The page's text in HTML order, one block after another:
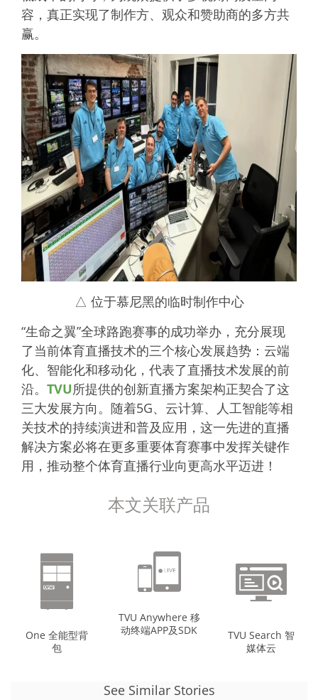
容，真正实现了制作方、观众和赞助商的多方共
赢。
△ 位于慕尼黑的临时制作中心
“生命之翼”全球路跑赛事的成功举办，充分展现
了当前体育直播技术的三个核心发展趋势：云端
化、智能化和移动化，代表了直播技术发展的前
沿。 TVU所提供的创新直播方案架构正契合了这
三大发展方向。随着5G、云计算、人工智能等相
关技术的持续演进和普及应用，这一先进的直播
解决方案必将在更多重要体育赛事中发挥关键作
用，推动整个体育直播行业向更高水平迈进！
本文关联产品
One 全能型背
包
TVU Anywhere 移
动终端APP及SDK
TVU Search 智
媒体云
See Similar Stories